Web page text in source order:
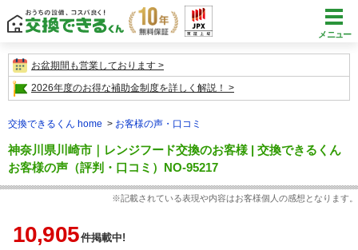
メニュー
お盆期間も営業しております
2026年度のお得な補助金制度を詳しく解説！
交換できるくん home お客様の声・口コミ
神奈川県川崎市｜レンジフード交換のお客様 | 交換できるくん
お客様の声（評判・口コミ）NO-95217
※記載されている表現や内容はお客様個人の感想となります。
10,905件掲載中!